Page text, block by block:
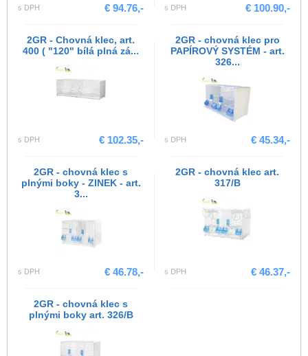
s DPH € 94.76,- s DPH € 100.90,-
2GR - Chovná klec, art.
400 ( "120" bílá plná zá...
s DPH € 102.35,-
2GR - chovná klec pro
PAPÍROVÝ SYSTÉM - art.
326...
s DPH € 45.34,-
2GR - chovná klec s
plnými boky - ZINEK - art.
3...
s DPH € 46.78,-
2GR - chovná klec art.
317/B
s DPH € 46.37,-
2GR - chovná klec s
plnými boky art. 326/B